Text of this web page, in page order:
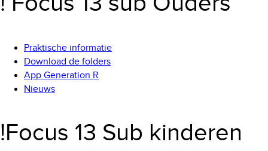
Praktische informatie
Download de folders
App Generation R
Nieuws
!Focus 13 Sub kinderen